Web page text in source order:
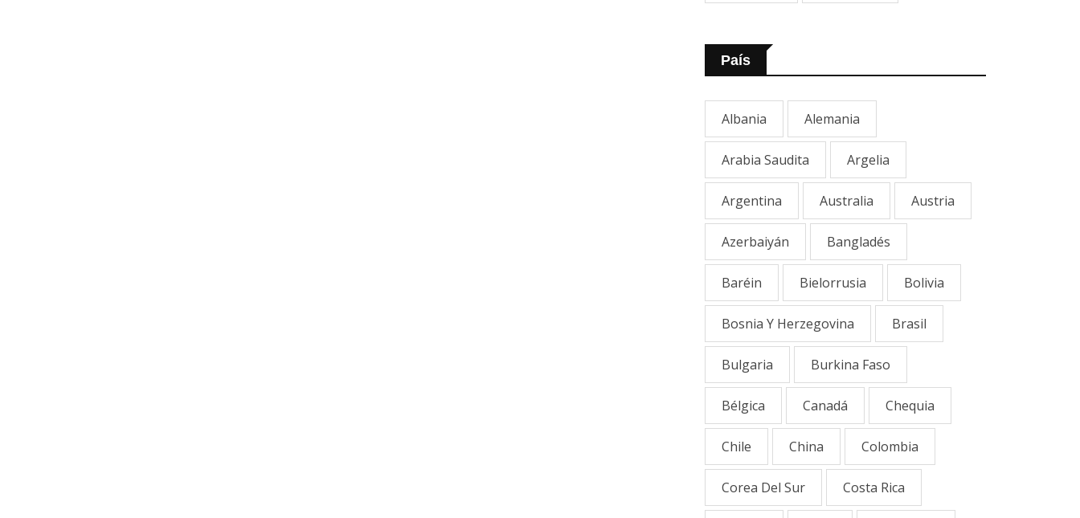
País
Albania Alemania
Arabia Saudita Argelia
Argentina Australia Austria
Azerbaiyán Bangladés
Baréin Bielorrusia Bolivia
Bosnia Y Herzegovina Brasil
Bulgaria Burkina Faso
Bélgica Canadá Chequia
Chile China Colombia
Corea Del Sur Costa Rica